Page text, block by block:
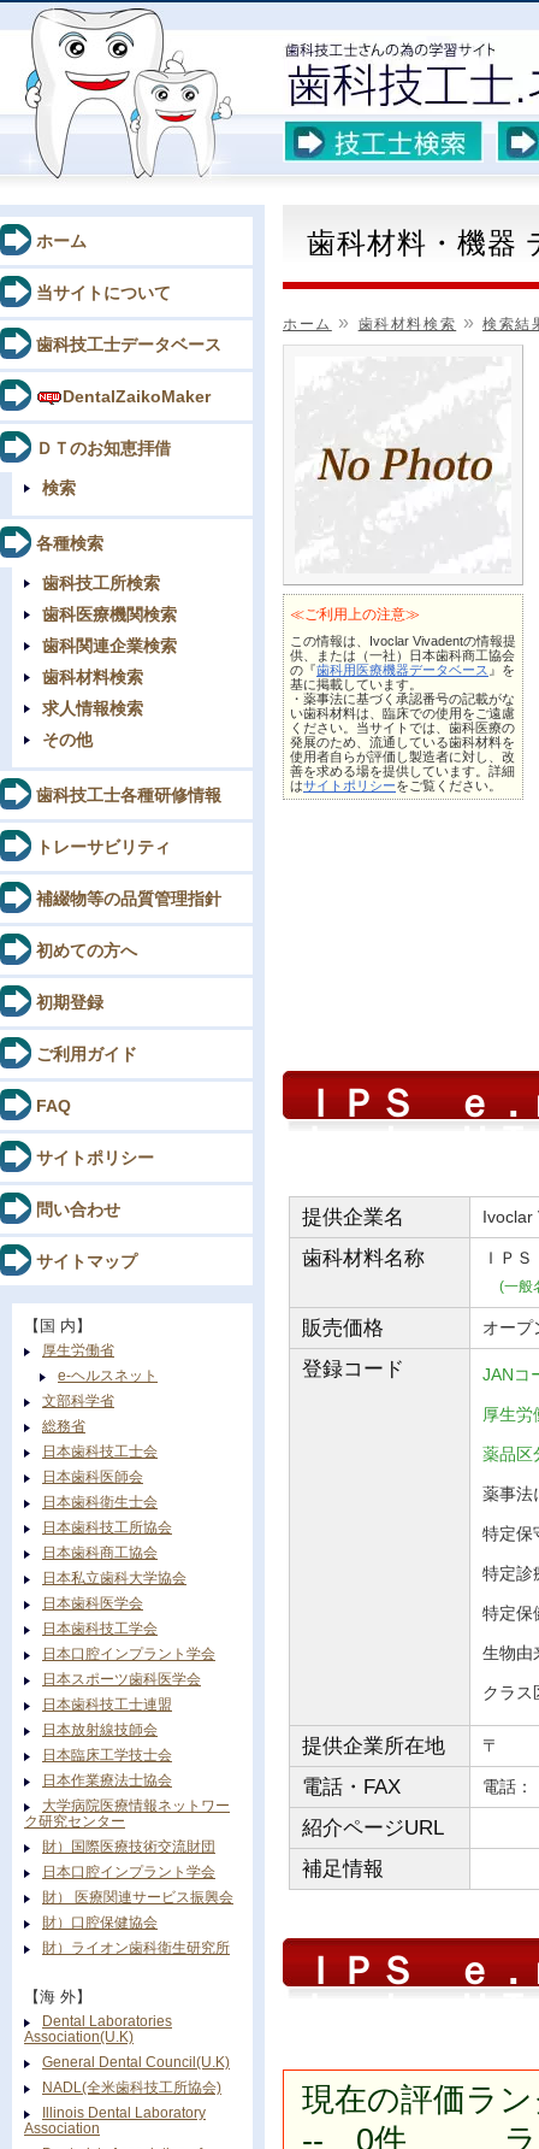
歯科材料・機器
ホーム » 歯科材料検索 »検索結
≪ご利用上の注意≫
この情報は、Ivoclar Vivadentの情報提
供、または（一社）日本歯科商工協会
の『歯科用医療機器データベース 』を
基に掲載しています。
・薬事法に基づく承認番号の記載がな
い歯科材料は、臨床での使用をご遠慮
ください。当サイトでは、歯科医療の
発展のため、流通している歯科材料を
使用者自らが評価し製造者に対し、改
善を求める場を提供しています。詳細
はサイトポリシーをご覧ください。
ＩＰＳ ｅ
提供企業名 Ivoclar
歯科材料名称 ＩＰ
(一般
販売価格 オープ
登録コード JANコ
厚生
薬品
薬事
特定
特定
特定
生物
クラ
提供企業所在地 〒
電話・FAX 電
紹介ページURL
補足情報
ＩＰＳ ｅ
現在の評価
-- 0件 ラ
ホーム
当サイトについて
歯科技工士データベース
DentalZaikoMaker
ＤＴのお知恵拝借
検索
各種検索
歯科技工所検索
歯科医療機関検索
歯科関連企業検索
歯科材料検索
求人情報検索
その他
歯科技工士各種研修情報
トレーサビリティ
補綴物等の品質管理指針
初めての方へ
初期登録
ご利用ガイド
FAQ
サイトポリシー
問い合わせ
サイトマップ
【国 内】
厚生労働省
e-ヘルスネット
文部科学省
総務省
日本歯科技工士会
日本歯科医師会
日本歯科衛生士会
日本歯科技工所協会
日本歯科商工協会
日本私立歯科大学協会
日本歯科医学会
日本歯科技工学会
日本口腔インプラント学会
日本スポーツ歯科医学会
日本歯科技工士連盟
日本放射線技師会
日本臨床工学技士会
日本作業療法士協会
大学病院医療情報ネットワー
ク研究センター
財）国際医療技術交流財団
日本口腔インプラント学会
財） 医療関連サービス振興会
財）口腔保健協会
財）ライオン歯科衛生研究所
【海 外】
Dental Laboratories
Association(U.K)
General Dental Council(U.K)
NADL(全米歯科技工所協会)
Illinois Dental Laboratory
Association